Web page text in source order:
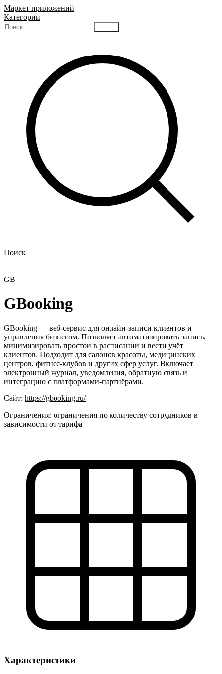
Маркет приложений
Категории
Поиск
GB
GBooking
GBooking — веб-сервис для онлайн-записи клиентов и
управления бизнесом. Позволяет автоматизировать запись,
минимизировать простои в расписании и вести учёт
клиентов. Подходит для салонов красоты, медицинских
центров, фитнес-клубов и других сфер услуг. Включает
электронный журнал, уведомления, обратную связь и
интеграцию с платформами-партнёрами.
Сайт: https://gbooking.ru/
Ограничения: ограничения по количеству сотрудников в
зависимости от тарифа
Характеристики